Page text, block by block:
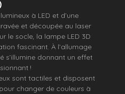
à LED et d’une
et découpée au laser
le socle, la lampe LED 3D
fascinant. À l’allumage
s’illumine donnant un effet
!
sont tactiles et disposent
changer de couleurs à